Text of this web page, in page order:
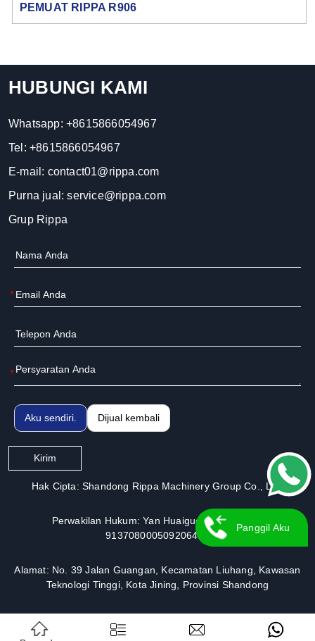
PEMUAT RIPPA R906
HUBUNGI KAMI
Whatsapp: +8615866054967
Tel: +8615866054967
E-mail: contact01@rippa.com
Purna jual:service@rippa.com
Grup Rippa
*
*
Aku sendiri. Dijual kembali
Kirim
Hak Cipta: Shandong Rippa Machinery Group Co., Ltd.
Perwakilan Hukum: Yan Huaiguo | Nomor Izin:
913708000509206491
Alamat: No. 39 Jalan Guangan, Kecamatan Liuhang, Kawasan
Teknologi Tinggi, Kota Jining, Provinsi Shandong
Panggil Aku
Kembali